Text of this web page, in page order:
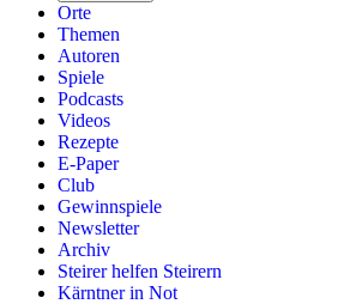
Orte
Themen
Autoren
Spiele
Podcasts
Videos
Rezepte
E-Paper
Club
Gewinnspiele
Newsletter
Archiv
Steirer helfen Steirern
Kärntner in Not